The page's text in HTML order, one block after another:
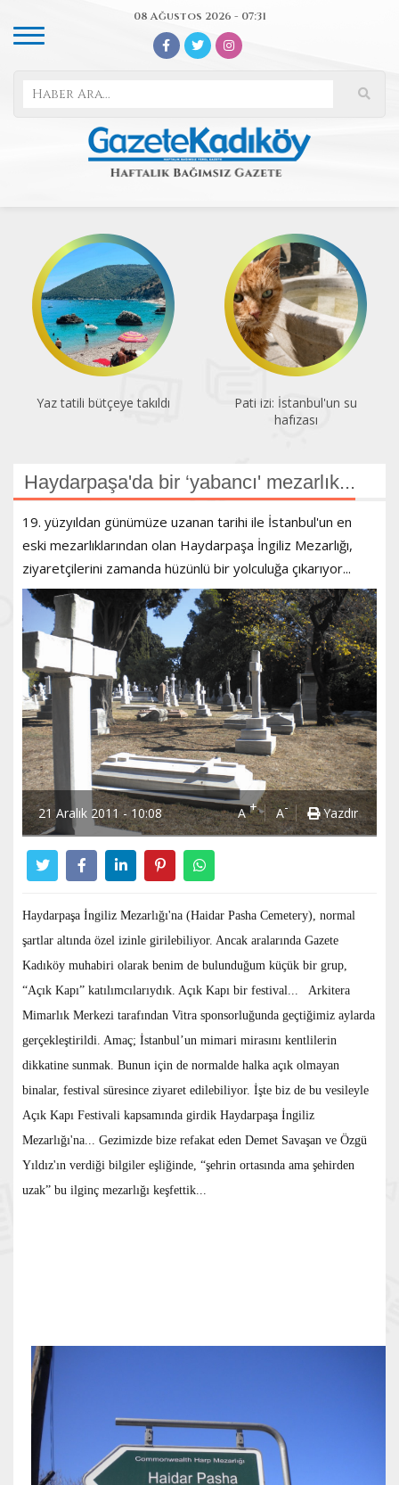
08 Ağustos 2026 - 07:31
Yaz tatili bütçeye takıldı
Pati izi: İstanbul'un su
hafızası
Haydarpaşa'da bir ‘yabancı' mezarlık...
19. yüzyıldan günümüze uzanan tarihi ile İstanbul'un en
eski mezarlıklarından olan Haydarpaşa İngiliz Mezarlığı,
ziyaretçilerini zamanda hüzünlü bir yolculuğa çıkarıyor...
21 Aralık 2011 - 10:08 A+ A- Yazdır
Haydarpaşa İngiliz Mezarlığı'na (Haidar Pasha Cemetery), normal
şartlar altında özel izinle girilebiliyor. Ancak aralarında Gazete
Kadıköy muhabiri olarak benim de bulunduğum küçük bir grup,
“Açık Kapı” katılımcılarıydık. Açık Kapı bir festival... Arkitera
Mimarlık Merkezi tarafından Vitra sponsorluğunda geçtiğimiz aylarda
gerçekleştirildi. Amaç; İstanbul’un mimari mirasını kentlilerin
dikkatine sunmak. Bunun için de normalde halka açık olmayan
binalar, festival süresince ziyaret edilebiliyor. İşte biz de bu vesileyle
Açık Kapı Festivali kapsamında girdik Haydarpaşa İngiliz
Mezarlığı'na... Gezimizde bize refakat eden Demet Savaşan ve Özgü
Yıldız'ın verdiği bilgiler eşliğinde, “şehrin ortasında ama şehirden
uzak” bu ilginç mezarlığı keşfettik...